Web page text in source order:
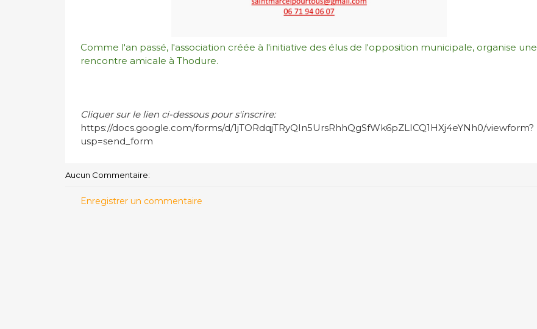
Comme l'an passé, l'association créée à l'initiative des élus de l'opposition municipale, organise une
rencontre amicale à Thodure.
Cliquer sur le lien ci-dessous pour s'inscrire:
https://docs.google.com/forms/d/1jTORdqjTRyQIn5UrsRhhQgSfWk6pZLICQ1HXj4eYNh0/viewform?
usp=send_form
Aucun Commentaire:
Enregistrer un commentaire